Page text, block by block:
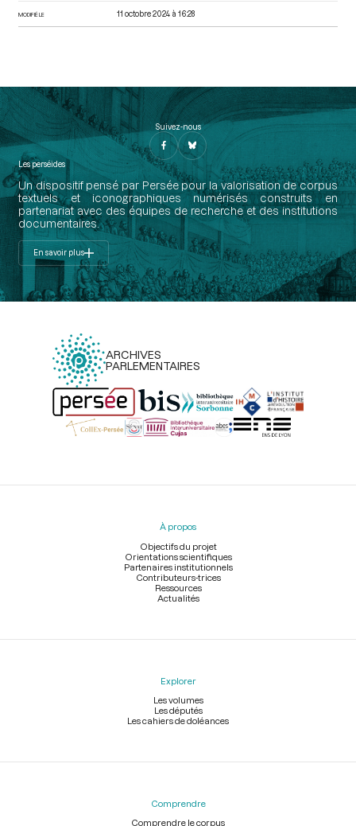
MODIFIÉ LE 11 octobre 2024 à 16:28
Suivez-nous
Les perséides
Un dispositif pensé par Persée pour la valorisation de corpus
textuels et iconographiques numérisés construits en
partenariat avec des équipes de recherche et des institutions
documentaires.
En savoir plus
ARCHIVES
PARLEMENTAIRES
Menu
À propos
Objectifs du projet
Orientations scientifiques
Partenaires institutionnels
Contributeurs-trices
Ressources
Actualités
Explorer
Les volumes
Les députés
Les cahiers de doléances
Comprendre
Comprendre le corpus